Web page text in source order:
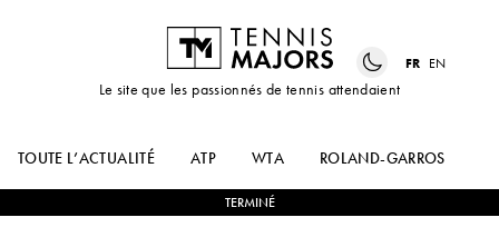
Le site que les passionnés de tennis attendaient
FR EN
TOUTE L’ACTUALITÉ ATP WTA ROLAND-GARROS
TERMINÉ